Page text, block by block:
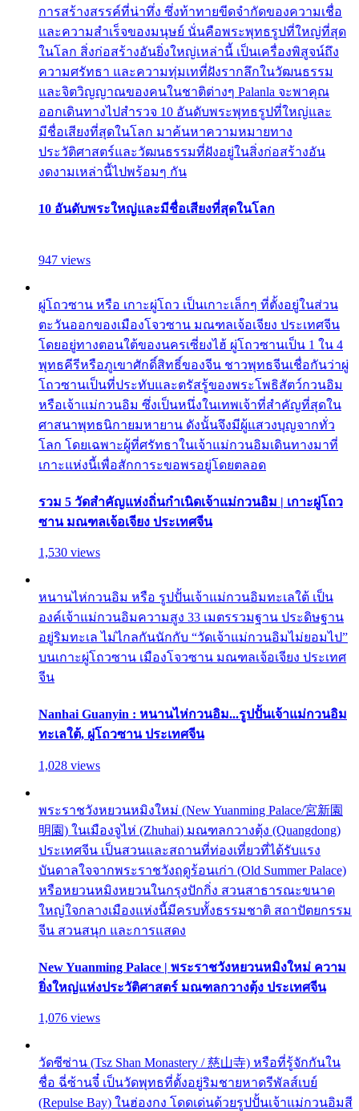
การสร้างสรรค์ที่น่าทึ่ง ซึ่งท้าทายขีดจำกัดของความเชื่อ
และความสำเร็จของมนุษย์ นั่นคือพระพุทธรูปที่ใหญ่ที่สุด
ในโลก สิ่งก่อสร้างอันยิ่งใหญ่เหล่านี้ เป็นเครื่องพิสูจน์ถึง
ความศรัทธา และความทุ่มเทที่ฝังรากลึกในวัฒนธรรม
และจิตวิญญาณของคนในชาติต่างๆ Palanla จะพาคุณ
ออกเดินทางไปสำรวจ 10 อันดับพระพุทธรูปที่ใหญ่และ
มีชื่อเสียงที่สุดในโลก มาค้นหาความหมายทาง
ประวัติศาสตร์และวัฒนธรรมที่ฝังอยู่ในสิ่งก่อสร้างอัน
งดงามเหล่านี้ไปพร้อมๆ กัน
10 อันดับพระใหญ่และมีชื่อเสียงที่สุดในโลก
947 views
ผู่โถวซาน หรือ เกาะผู่โถว เป็นเกาะเล็กๆ ที่ตั้งอยู่ในส่วน
ตะวันออกของเมืองโจวซาน มณฑลเจ้อเจียง ประเทศจีน
โดยอยู่ทางตอนใต้ของนครเซี่ยงไฮ้ ผู่โถวซานเป็น 1 ใน 4
พุทธคีรีหรือภูเขาศักดิ์สิทธิ์ของจีน ชาวพุทธจีนเชื่อกันว่าผู่
โถวซานเป็นที่ประทับและตรัสรู้ของพระโพธิสัตว์กวนอิม
หรือเจ้าแม่กวนอิม ซึ่งเป็นหนึ่งในเทพเจ้าที่สำคัญที่สุดใน
ศาสนาพุทธนิกายมหายาน ดังนั้นจึงมีผู้แสวงบุญจากทั่ว
โลก โดยเฉพาะผู้ที่ศรัทธาในเจ้าแม่กวนอิมเดินทางมาที่
เกาะแห่งนี้เพื่อสักการะขอพรอยู่โดยตลอด
รวม 5 วัดสำคัญแห่งถิ่นกำเนิดเจ้าแม่กวนอิม | เกาะผู่โถว
ซาน มณฑลเจ้อเจียง ประเทศจีน
1,530 views
หนานไห่กวนอิม หรือ รูปปั้นเจ้าแม่กวนอิมทะเลใต้ เป็น
องค์เจ้าแม่กวนอิมความสูง 33 เมตรรวมฐาน ประดิษฐาน
อยู่ริมทะเล ไม่ไกลกันนักกับ “วัดเจ้าแม่กวนอิมไม่ยอมไป”
บนเกาะผู่โถวซาน เมืองโจวซาน มณฑลเจ้อเจียง ประเทศ
จีน
Nanhai Guanyin : หนานไห่กวนอิม...รูปปั้นเจ้าแม่กวนอิม
ทะเลใต้, ผู่โถวซาน ประเทศจีน
1,028 views
พระราชวังหยวนหมิงใหม่ (New Yuanming Palace/宮新園
明園) ในเมืองจูไห่ (Zhuhai) มณฑลกวางตุ้ง (Quangdong)
ประเทศจีน เป็นสวนและสถานที่ท่องเที่ยวที่ได้รับแรง
บันดาลใจจากพระราชวังฤดูร้อนเก่า (Old Summer Palace)
หรือหยวนหมิงหยวนในกรุงปักกิ่ง สวนสาธารณะขนาด
ใหญ่ใจกลางเมืองแห่งนี้มีครบทั้งธรรมชาติ สถาปัตยกรรม
จีน สวนสนุก และการแสดง
New Yuanming Palace | พระราชวังหยวนหมิงใหม่ ความ
ยิ่งใหญ่แห่งประวัติศาสตร์ มณฑลกวางตุ้ง ประเทศจีน
1,076 views
วัดซีซ่าน (Tsz Shan Monastery / 慈山寺) หรือที่รู้จักกันใน
ชื่อ ฉี่ซ้านจี๋ เป็นวัดพุทธที่ตั้งอยู่ริมชายหาดรีพัลส์เบย์
(Repulse Bay) ในฮ่องกง โดดเด่นด้วยรูปปั้นเจ้าแม่กวนอิมสี